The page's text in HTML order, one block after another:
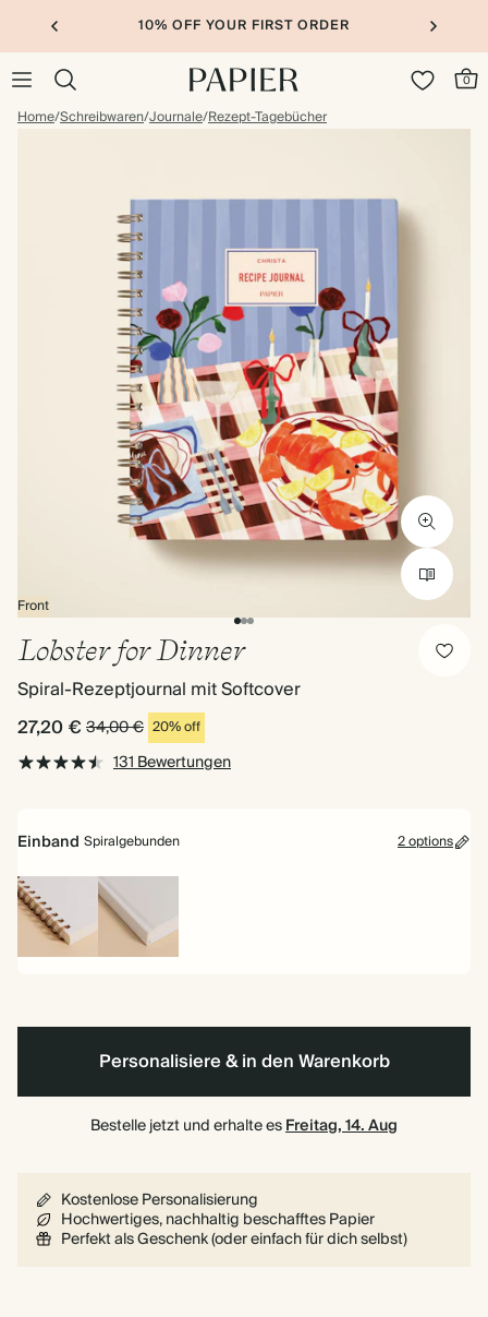
10% OFF YOUR FIRST ORDER
0
Home/Schreibwaren/Journale/Rezept-Tagebücher
Front
Lobster for Dinner
Spiral-Rezeptjournal mit Softcover
27,20 € 34,00 € 20% off
131 Bewertungen
Einband Spiralgebunden 2 options
SpiralgebundenHardcover
Personalisiere & in den Warenkorb
Bestelle jetzt und erhalte esFreitag, 14. Aug
Kostenlose Personalisierung
Hochwertiges, nachhaltig beschafftes Papier
Perfekt als Geschenk (oder einfach für dich selbst)